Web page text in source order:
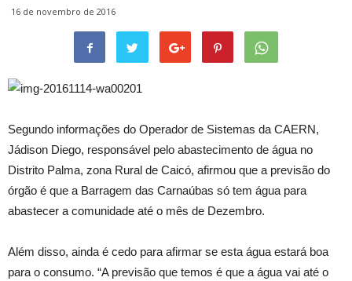
16 de novembro de 2016
Segundo informações do Operador de Sistemas da CAERN,
Jádison Diego, responsável pelo abastecimento de água no
Distrito Palma, zona Rural de Caicó, afirmou que a previsão do
órgão é que a Barragem das Carnaúbas só tem água para
abastecer a comunidade até o mês de Dezembro.
Além disso, ainda é cedo para afirmar se esta água estará boa
para o consumo. “A previsão que temos é que a água vai até o